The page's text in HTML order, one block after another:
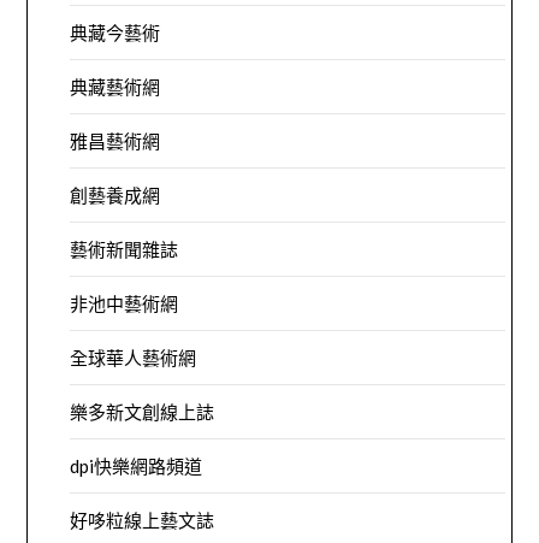
典藏今藝術
典藏藝術網
雅昌藝術網
創藝養成網
藝術新聞雜誌
非池中藝術網
全球華人藝術網
樂多新文創線上誌
dpi快樂網路頻道
好哆粒線上藝文誌